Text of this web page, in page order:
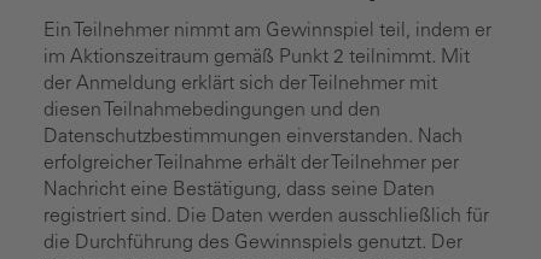
Ein Teilnehmer nimmt am Gewinnspiel teil, indem er
im Aktionszeitraum gemäß Punkt 2 teilnimmt. Mit
der Anmeldung erklärt sich der Teilnehmer mit
diesen Teilnahmebedingungen und den
Datenschutzbestimmungen einverstanden. Nach
erfolgreicher Teilnahme erhält der Teilnehmer per
Nachricht eine Bestätigung, dass seine Daten
registriert sind. Die Daten werden ausschließlich für
die Durchführung des Gewinnspiels genutzt. Der